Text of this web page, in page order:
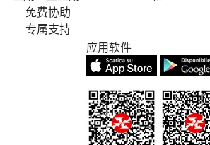
免费协助
专属支持
应用软件